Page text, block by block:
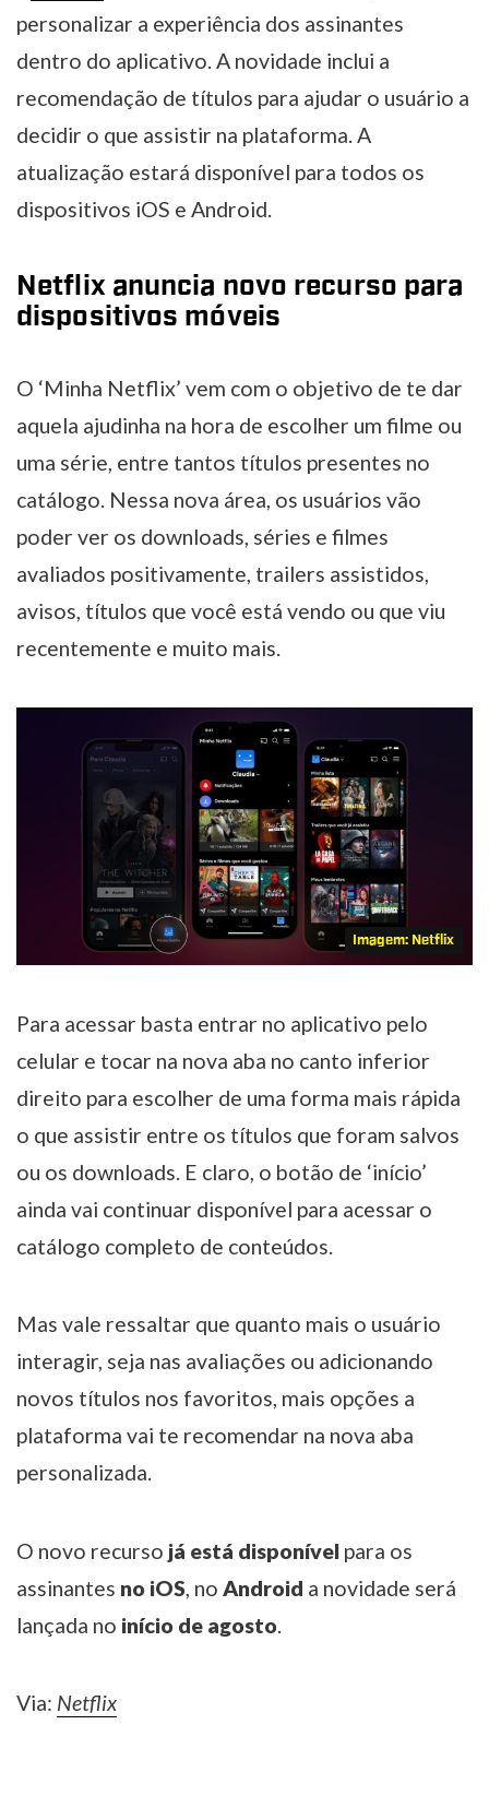
personalizar a experiência dos assinantes
dentro do aplicativo. A novidade inclui a
recomendação de títulos para ajudar o usuário a
decidir o que assistir na plataforma. A
atualização estará disponível para todos os
dispositivos iOS e Android.
Netflix anuncia novo recurso para
dispositivos móveis
O ‘Minha Netflix’ vem com o objetivo de te dar
aquela ajudinha na hora de escolher um filme ou
uma série, entre tantos títulos presentes no
catálogo. Nessa nova área, os usuários vão
poder ver os downloads, séries e filmes
avaliados positivamente, trailers assistidos,
avisos, títulos que você está vendo ou que viu
recentemente e muito mais.
Imagem: Netflix
Para acessar basta entrar no aplicativo pelo
celular e tocar na nova aba no canto inferior
direito para escolher de uma forma mais rápida
o que assistir entre os títulos que foram salvos
ou os downloads. E claro, o botão de ‘início’
ainda vai continuar disponível para acessar o
catálogo completo de conteúdos.
Mas vale ressaltar que quanto mais o usuário
interagir, seja nas avaliações ou adicionando
novos títulos nos favoritos, mais opções a
plataforma vai te recomendar na nova aba
personalizada.
O novo recurso já está disponível para os
assinantes no iOS , no Android a novidade será
lançada no início de agosto
Via: Netflix